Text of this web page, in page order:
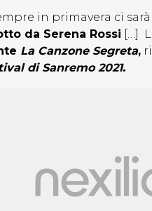
in primavera ci
da Serena Rossi […]
La Canzone Segreta,
di Sanremo 2021.